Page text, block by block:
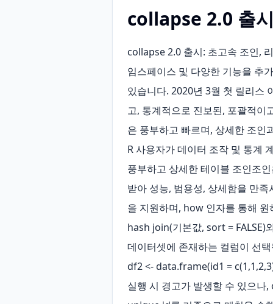
collapse 2.0 출
collapse 2.0 출시: 초고속 조인,
임스페이스 및 다양한 기능을 추
있습니다. 2020년 3월 첫 릴리스
고, 통계적으로 진보된, 포괄적이
은 풍부하고 빠르며, 상세한 조인
R 사용자가 데이터 조작 및 통계
풍부하고 상세한 테이블 조인조
받아 성능, 범용성, 상세함을 만
을 지원하며, how 인자를 통해
hash join(기본값, sort =
데이터셋에 존재하는 컬럼이 선
df2 <- data.frame(id1 =
실행 시 경고가 발생할 수 있으